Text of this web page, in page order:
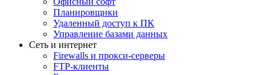
Планировщики
Удаленный доступ к ПК
Управление базами данных
Сеть и интернет
Firewalls и прокси-серверы
FTP-клиенты